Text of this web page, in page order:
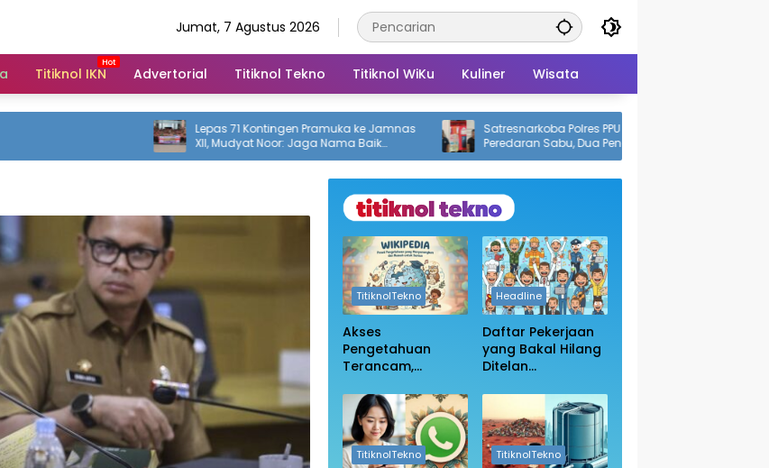
Jumat, 7 Agustus 2026
Titiknol IKN Advertorial Titiknol Tekno Titiknol WiKu Kuliner Wisata
Lepas 71 Kontingen Pramuka ke Jamnas
XII, Mudyat Noor: Jaga Nama Baik
Daerah
Satresnarkoba Polres PPU Bongkar
Peredaran Sabu, Dua Pengedar Diciduk
dengan 12 Paket Narkotika
TitiknolTekno
Akses
Pengetahuan
Terancam,
Pembukaan Blokir
Login Wikipedia
Headline
Daftar Pekerjaan
yang Bakal Hilang
Ditelan
Apakah Profesi
Anda Masih
Aman?
TitiknolTekno TitiknolTekno